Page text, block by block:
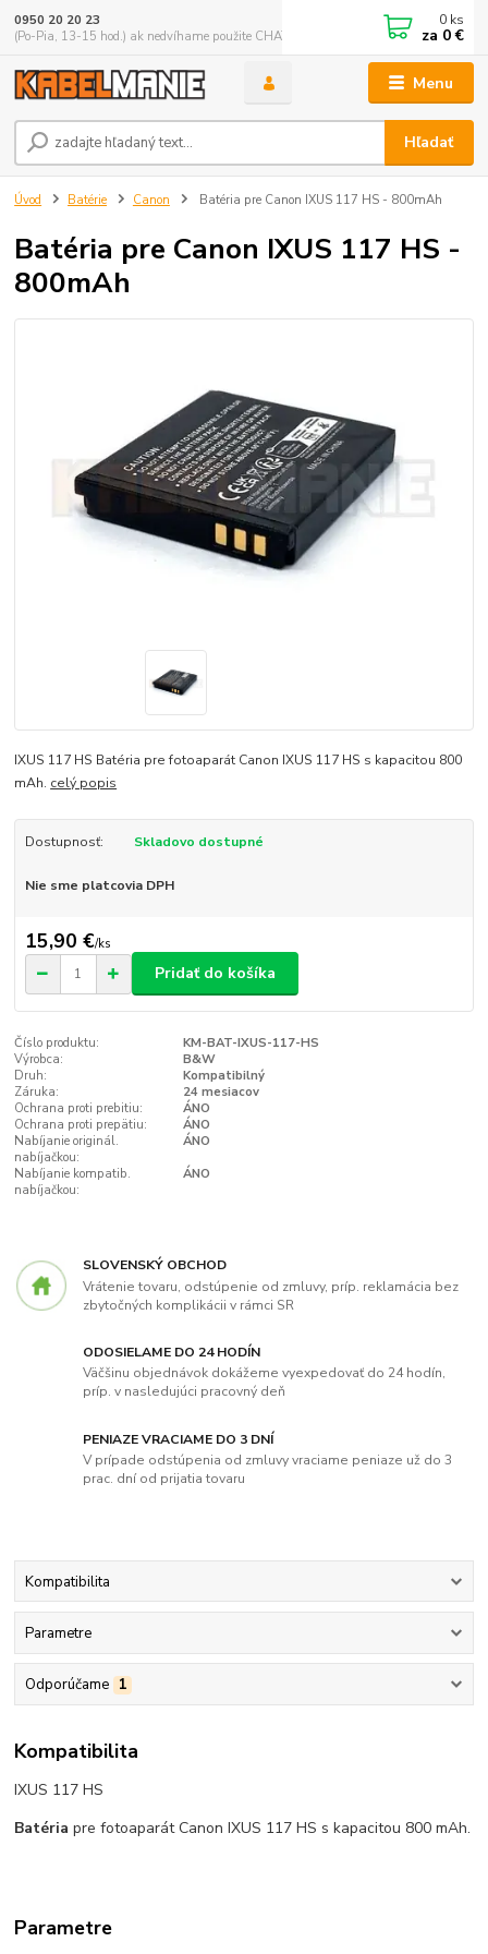
Menu
Hľadať
0950 20 20 23
(Po-Pia, 13-15 hod.) ak nedvíhame použite CHATBOX
0 ks
za 0 €
Úvod Batérie Canon Batéria pre Canon IXUS 117 HS - 800mAh
Batéria pre Canon IXUS 117 HS -
800mAh
IXUS 117 HS Batéria pre fotoaparát Canon IXUS 117 HS s kapacitou 800
mAh. celý popis
Dostupnosť: Skladovo dostupné
Nie sme platcovia DPH
15,90 €/ks
Pridať do košíka
Číslo produktu:
KM-BAT-IXUS-117-HS
Výrobca:
B&W
Druh:
Kompatibilný
Záruka:
24 mesiacov
Ochrana proti prebitiu:
ÁNO
Ochrana proti prepätiu:
ÁNO
Nabíjanie originál.
nabíjačkou:
ÁNO
Nabíjanie kompatib.
nabíjačkou:
ÁNO
SLOVENSKÝ OBCHOD
Vrátenie tovaru, odstúpenie od zmluvy, príp. reklamácia bez
zbytočných komplikácii v rámci SR
ODOSIELAME DO 24 HODÍN
Väčšinu objednávok dokážeme vyexpedovať do 24 hodín,
príp. v nasledujúci pracovný deň
PENIAZE VRACIAME DO 3 DNÍ
V prípade odstúpenia od zmluvy vraciame peniaze už do 3
prac. dní od prijatia tovaru
Kompatibilita
Parametre
Odporúčame 1
Kompatibilita
IXUS 117 HS
Batéria pre fotoaparát Canon IXUS 117 HS s kapacitou 800 mAh.
Parametre